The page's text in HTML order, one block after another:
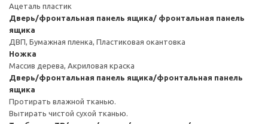
Ацеталь пластик
Дверь/фронтальная панель ящика/ фронтальная панель
ящика
ДВП, Бумажная пленка, Пластиковая окантовка
Ножка
Массив дерева, Акриловая краска
Дверь/фронтальная панель ящика/фронтальная панель
ящика
Протирать влажной тканью.
Вытирать чистой сухой тканью.